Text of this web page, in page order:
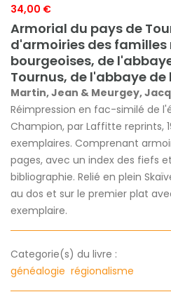
34,00 €
Armorial du pays de
d'armoiries des familles
bourgeoises, de
Tournus, de l'abbaye de
Martin, Jean & Meurgey,
Réimpression en fac-similé de
Champion, par Laffitte reprints,
exemplaires. Comprenant
pages, avec un index des fiefs
bibliographie. Relié en plein
au dos et sur le premier plat
exemplaire.
Categorie(s) du livre :
généalogie régionalisme